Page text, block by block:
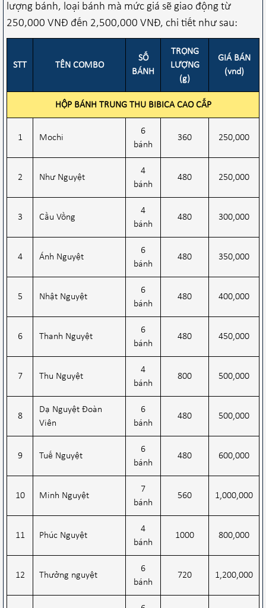
lượng bánh, loại bánh mà mức giá sẽ giao động từ
250,000 VNĐ đến 2,500,000 VNĐ, chi tiết như sau:
STT TÊN COMBO
SỐ
BÁNH
TRỌNG
LƯỢNG
(g)
GIÁ BÁN
(vnd)
HỘP BÁNH TRUNG THU BIBICA CAO CẤP
1 Mochi
6
bánh
360 250,000
2 Như Nguyệt
4
bánh
480 250,000
3 Cầu Vồng
4
bánh
480 300,000
4 Ánh Nguyệt
6
bánh
480 350,000
5 Nhật Nguyệt
6
bánh
480 400,000
6 Thanh Nguyệt
6
bánh
480 450,000
7 Thu Nguyệt
4
bánh
800 500,000
8
Dạ Nguyệt Đoàn
Viên
6
bánh
480 500,000
9 Tuế Nguyệt
6
bánh
480 600,000
10 Minh Nguyệt
7
bánh
560 1,000,000
11 Phúc Nguyệt
4
bánh
1000 800,000
12 Thưởng nguyệt
6
bánh
720 1,200,000